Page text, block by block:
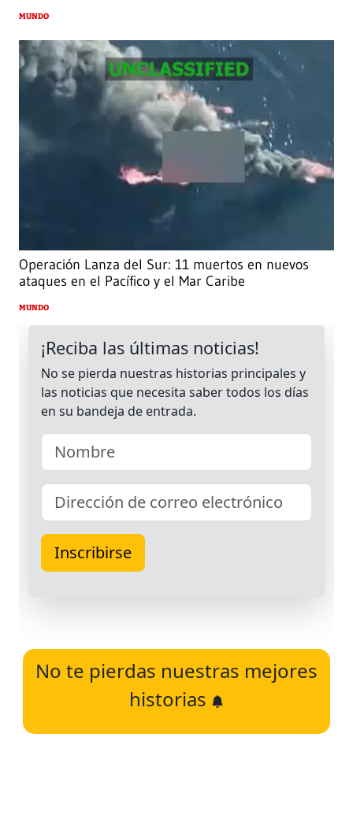
MUNDO
Operación Lanza del Sur: 11 muertos en nuevos
ataques en el Pacífico y el Mar Caribe
MUNDO
No te pierdas nuestras mejores
historias